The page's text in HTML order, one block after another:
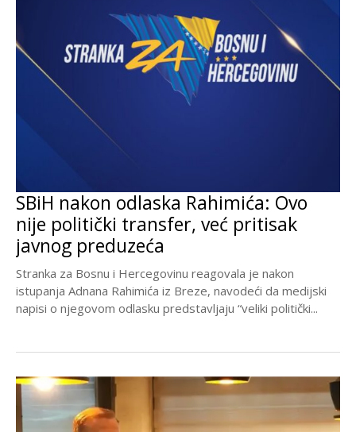
SBiH nakon odlaska Rahimića: Ovo
nije politički transfer, već pritisak
javnog preduzeća
Stranka za Bosnu i Hercegovinu reagovala je nakon
istupanja Adnana Rahimića iz Breze, navodeći da medijski
napisi o njegovom odlasku predstavljaju “veliki politički...